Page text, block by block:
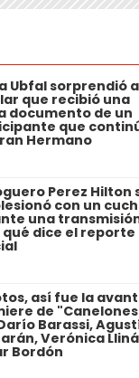
Ubfal sorprendió
que recibió una
documento de un
que
Hermano
Perez Hilton
con un
una
qué dice el reporte
así fue la avant
de
Barassi,
Verónica
Bordón